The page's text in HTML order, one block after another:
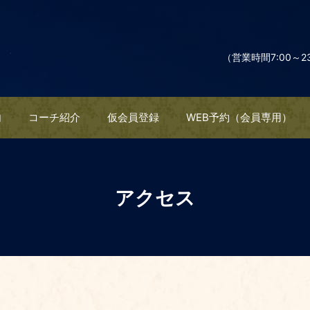
（営業時間7:00
コーチ紹介 仮会員登録 WEB予約（会員専用）
アクセス